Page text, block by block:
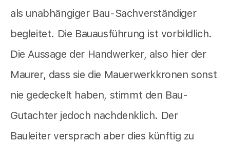
als unabhängiger Bau-Sachverständiger
begleitet. Die Bauausführung ist vorbildlich.
Die Aussage der Handwerker, also hier der
Maurer, dass sie die Mauerwerkkronen sonst
nie gedeckelt haben, stimmt den Bau-
Gutachter jedoch nachdenklich. Der
Bauleiter versprach aber dies künftig zu